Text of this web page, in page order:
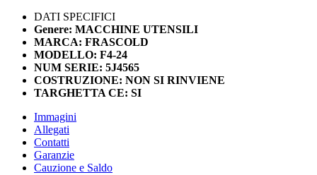
DATI SPECIFICI
Genere: MACCHINE UTENSILI
MARCA: FRASCOLD
MODELLO: F4-24
NUM SERIE: 5J4565
COSTRUZIONE: NON SI RINVIENE
TARGHETTA CE: SI
Immagini
Allegati
Contatti
Garanzie
Cauzione e Saldo